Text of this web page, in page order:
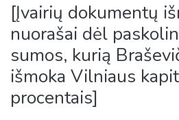
[Įvairių dokumentų
nuorašai dėl
sumos, kurią
išmoka Vilniaus
procentais]